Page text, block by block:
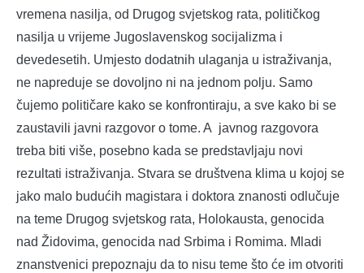
vremena nasilja, od Drugog svjetskog rata, političkog
nasilja u vrijeme Jugoslavenskog socijalizma i
devedesetih. Umjesto dodatnih ulaganja u istraživanja,
ne napreduje se dovoljno ni na jednom polju. Samo
čujemo političare kako se konfrontiraju, a sve kako bi se
zaustavili javni razgovor o tome. A javnog razgovora
treba biti više, posebno kada se predstavljaju novi
rezultati istraživanja. Stvara se društvena klima u kojoj se
jako malo budućih magistara i doktora znanosti odlučuje
na teme Drugog svjetskog rata, Holokausta, genocida
nad Židovima, genocida nad Srbima i Romima. Mladi
znanstvenici prepoznaju da to nisu teme što će im otvoriti